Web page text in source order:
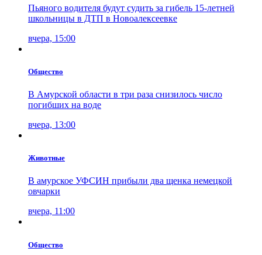
Пьяного водителя будут судить за гибель 15-летней
школьницы в ДТП в Новоалексеевке
вчера, 15:00
Общество
В Амурской области в три раза снизилось число
погибших на воде
вчера, 13:00
Животные
В амурское УФСИН прибыли два щенка немецкой
овчарки
вчера, 11:00
Общество